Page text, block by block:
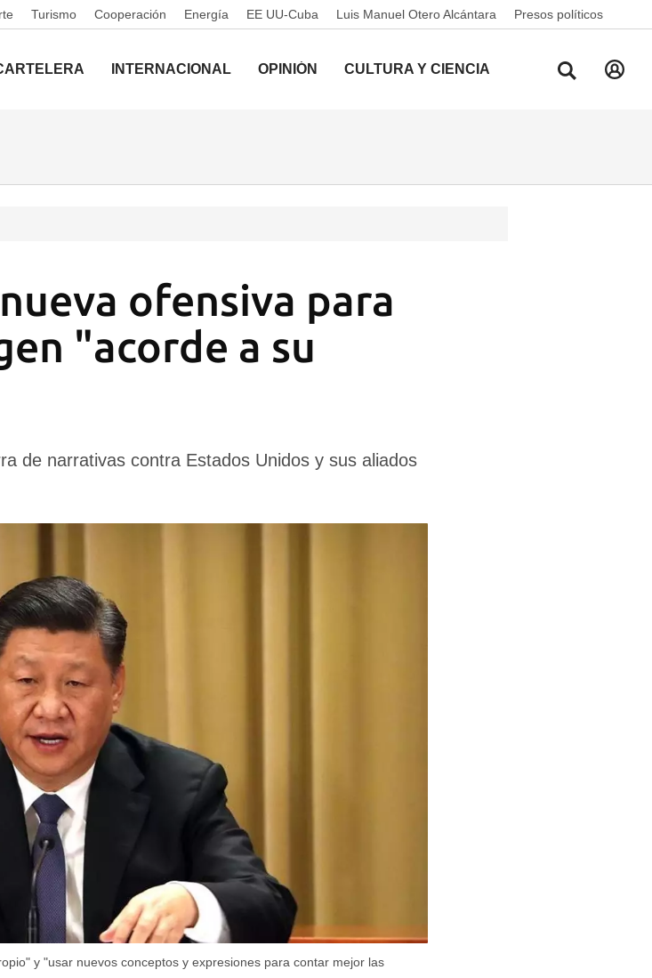
Turismo Cooperación Energía EE UU-Cuba Luis Manuel Otero Alcántara Presos políticos
INTERNACIONAL OPINIÓN CULTURA Y CIENCIA
ofensiva para
"acorde a su
de narrativas contra Estados Unidos y sus aliados
y "usar nuevos conceptos y expresiones para contar mejor las